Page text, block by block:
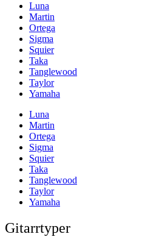
Luna
Martin
Ortega
Sigma
Squier
Taka
Tanglewood
Taylor
Yamaha
Luna
Martin
Ortega
Sigma
Squier
Taka
Tanglewood
Taylor
Yamaha
Gitarrtyper